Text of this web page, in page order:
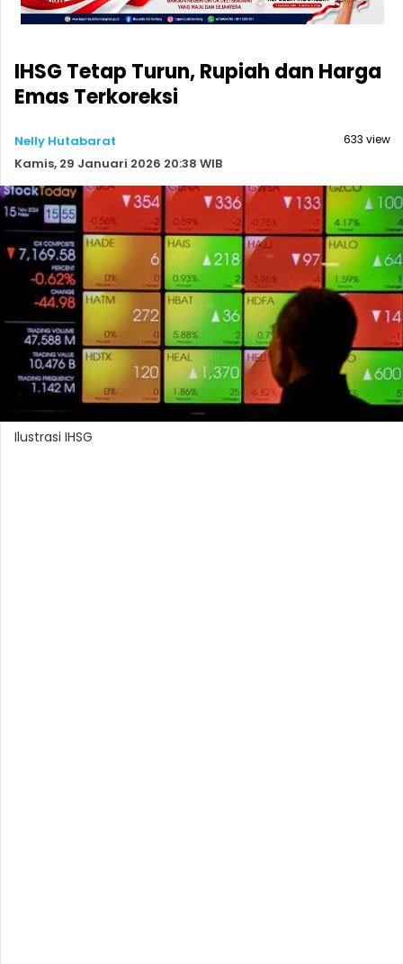
IHSG Tetap Turun, Rupiah dan Harga
Emas Terkoreksi
Nelly Hutabarat
Kamis, 29 Januari 2026 20:38 WIB
633 view
Ilustrasi IHSG